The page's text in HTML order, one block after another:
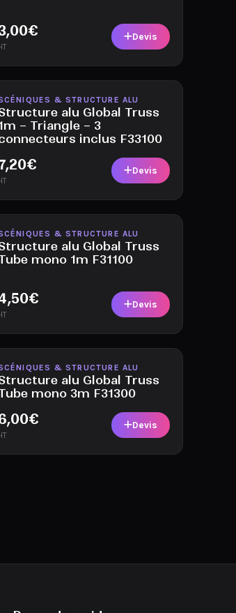
€ Devis
Disponible & STRUCTURE ALU
alu Global Truss
– Triangle – 3
inclus F33100
€ Devis
Disponible & STRUCTURE ALU
alu Global Truss
mono 1m F31100
€ Devis
Disponible & STRUCTURE ALU
alu Global Truss
mono 3m F31300
€ Devis